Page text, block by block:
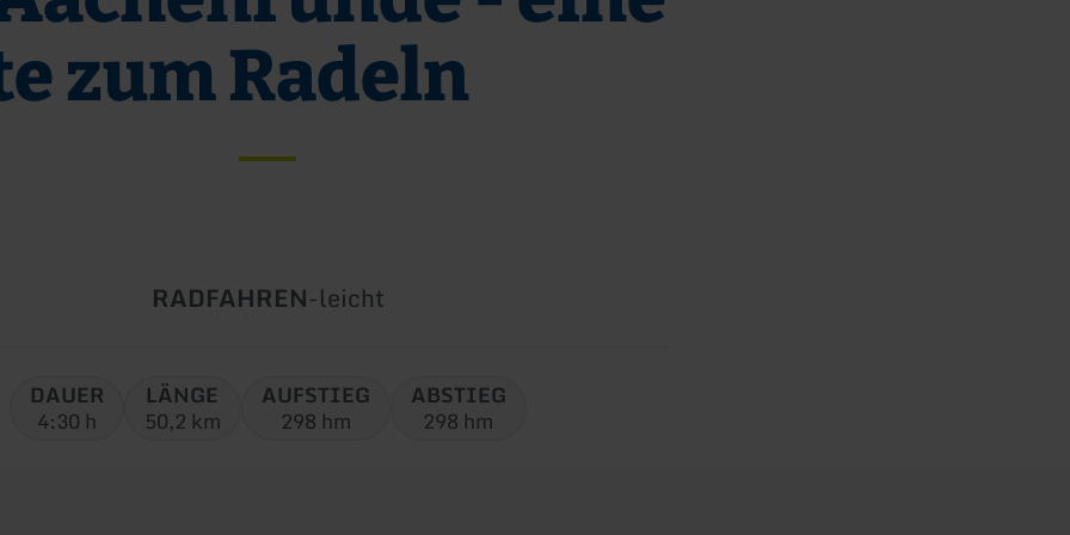
zum Radeln
Art
Tour:
RADFAHREN-Schwierigkeit:
leicht
DAUER
4:30 h
LÄNGE
50,2 km
AUFSTIEG
298 hm
ABSTIEG
298 hm